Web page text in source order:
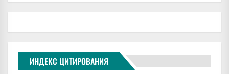
ИНДЕКС ЦИТИРОВАНИЯ